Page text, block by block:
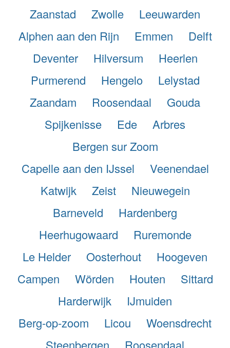
Zaanstad
Zwolle
Leeuwarden
Alphen aan den Rijn
Emmen
Delft
Deventer
Hilversum
Heerlen
Purmerend
Hengelo
Lelystad
Zaandam
Roosendaal
Gouda
Spijkenisse
Ede
Arbres
Bergen sur Zoom
Capelle aan den IJssel
Veenendael
Katwijk
Zeist
Nieuwegein
Barneveld
Hardenberg
Heerhugowaard
Ruremonde
Le Helder
Oosterhout
Hoogeven
Campen
Wörden Houten
Sittard
Harderwijk
IJmuiden
Berg-op-zoom
Licou
Woensdrecht
Steenbergen
Roosendaal